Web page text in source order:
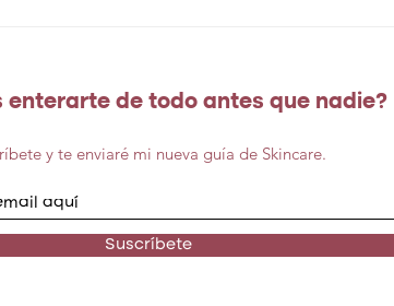
enterarte de todo antes que nadie?
y te enviaré mi nueva guía de Skincare.
Suscríbete